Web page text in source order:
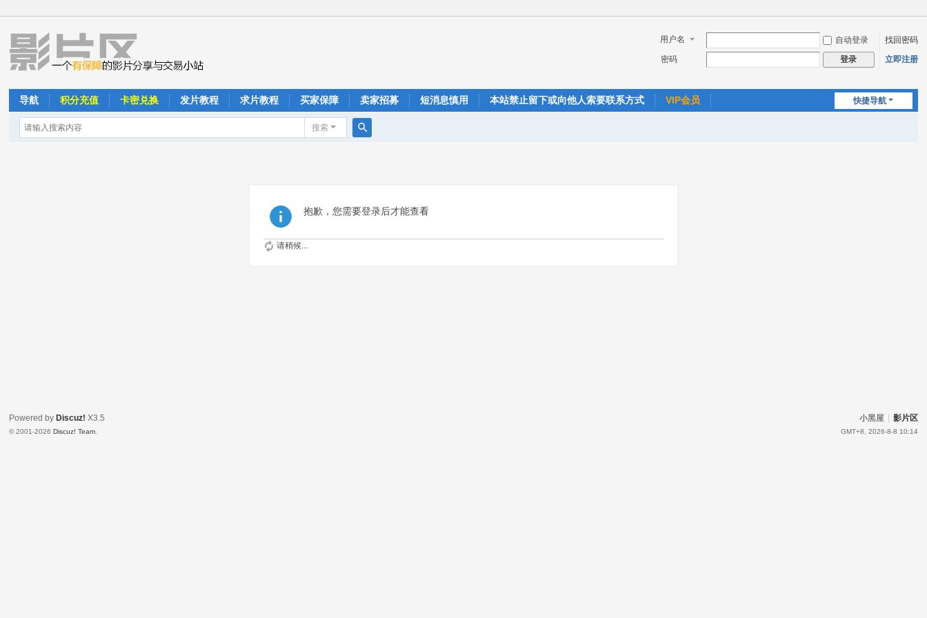
用户名 自动登录
找回密码
密码
登录 立即注册
快捷导航
导航 积分充值 卡密兑换 发片教程 求片教程 买家保障 卖家招募 短消息慎用 本站禁止留下或向他人索要联系方式 VIP会员
搜索
抱歉，您需要登录后才能查看
请稍候...
小黑屋 影片区
GMT+8, 2026-8-8 10:14
Powered by Discuz! X3.5
© 2001-2026Discuz! Team